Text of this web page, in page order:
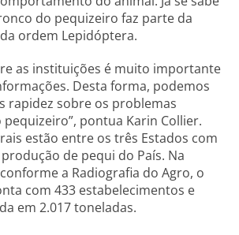
do pequizeiro faz parte da
ordem Lepidóptera.
as instituições é muito importante
Desta forma, podemos
rapidez sobre os problemas
pontua Karin Collier.
estão entre os três Estados com
de pequi do País. Na
a Radiografia do Agro, o
com 433 estabelecimentos e
em 2.017 toneladas.